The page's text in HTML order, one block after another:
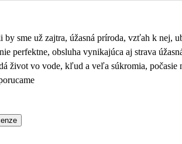
by sme už zajtra, úžasná príroda, vzťah k nej,
perfektne, obsluha vynikajúca aj strava
život vo vode, kľud a veľa súkromia, počasie